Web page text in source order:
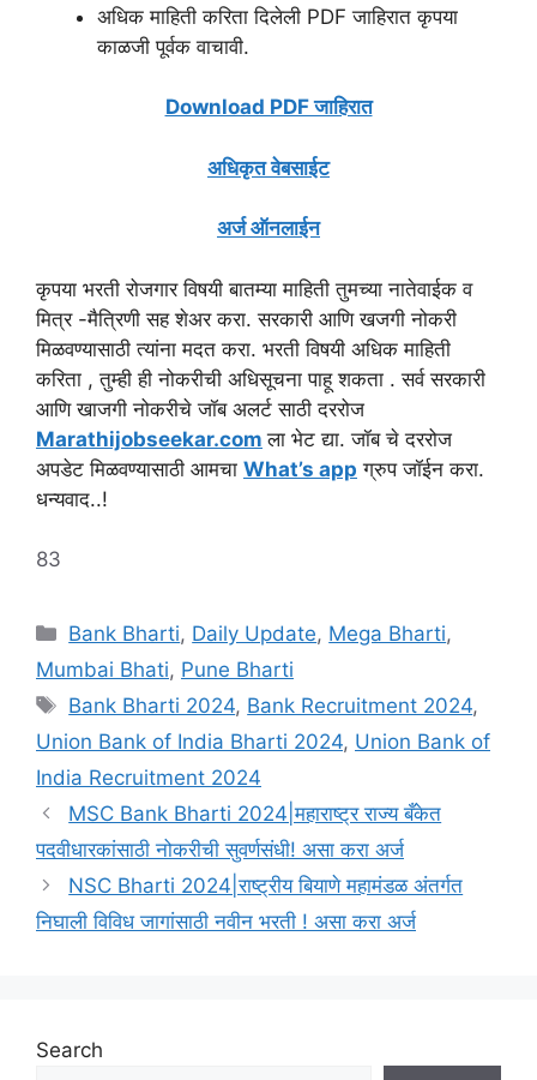
अधिक माहिती करिता दिलेली PDF जाहिरात कृपया
काळजी पूर्वक वाचावी.
Download PDF जाहिरात
अधिकृत वेबसाईट
अर्ज ऑनलाईन
कृपया भरती रोजगार विषयी बातम्या माहिती तुमच्या नातेवाईक व
मित्र -मैत्रिणी सह शेअर करा. सरकारी आणि खजगी नोकरी
मिळवण्यासाठी त्यांना मदत करा. भरती विषयी अधिक माहिती
करिता , तुम्ही ही नोकरीची अधिसूचना पाहू शकता . सर्व सरकारी
आणि खाजगी नोकरीचे जॉब अलर्ट साठी दररोज
Marathijobseekar.com ला भेट द्या. जॉब चे दररोज
अपडेट मिळवण्यासाठी आमचा What’s app ग्रुप जॉईन करा.
धन्यवाद..!
83
Categories
Bank Bharti, Daily Update, Mega Bharti,
Mumbai Bhati, Pune Bharti
Tags
Bank Bharti 2024, Bank Recruitment 2024,
Union Bank of India Bharti 2024, Union Bank of
India Recruitment 2024
MSC Bank Bharti 2024|महाराष्ट्र राज्य बँकेत
पदवीधारकांसाठी नोकरीची सुवर्णसंधी! असा करा अर्ज
NSC Bharti 2024|राष्ट्रीय बियाणे महामंडळ अंतर्गत
निघाली विविध जागांसाठी नवीन भरती ! असा करा अर्ज
Search